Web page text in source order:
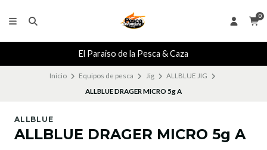
0
El Paraiso de la Pesca & Caza
Inicio Equipos de pesca Jig
ALLBLUE JIG
ALLBLUE DRAGER MICRO 5g A
ALLBLUE
ALLBLUE DRAGER MICRO 5g A